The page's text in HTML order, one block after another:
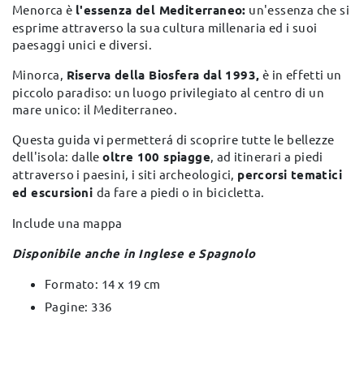
Menorca è l'essenza del Mediterraneo: un'essenza che si
esprime attraverso la sua cultura millenaria ed i suoi
paesaggi unici e diversi.
Minorca, Riserva della Biosfera dal 1993, è in effetti un
piccolo paradiso: un luogo privilegiato al centro di un
mare unico: il Mediterraneo.
Questa guida vi permetterá di scoprire tutte le bellezze
dell'isola: dalleoltre 100 spiagge , ad itinerari a piedi
attraverso i paesini, i siti archeologici, percorsi tematici
ed escursioni da fare a piedi o in bicicletta.
Include una mappa
Disponibile anche in Inglese e Spagnolo
Formato: 14 x 19 cm
Pagine: 336